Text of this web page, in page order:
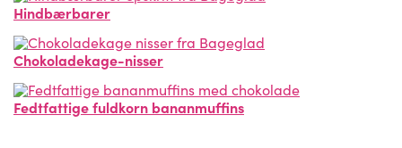
Hindbærbarer
Chokoladekage-nisser
Fedtfattige fuldkorn bananmuffins